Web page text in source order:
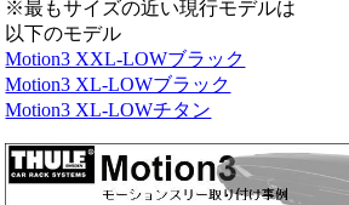
※最もサイズの近い現行モデルは
以下のモデル
Motion3 XXL-LOWブラック
Motion3 XL-LOWブラック
Motion3 XL-LOWチタン